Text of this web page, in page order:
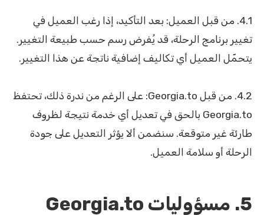
4.1. من قبل العميل: بعد التأكيد، إذا رغب العميل في
تغيير برنامج الرحلة، قد يُفرض رسم حسب طبيعة التغيير.
يتحمّل العميل أي تكاليف إضافية ناتجة عن هذا التغيير.
4.2. من قبل Georgia.to: على الرغم من ندرة ذلك، تحتفظ
Georgia.to بالحق في تعديل أي خدمة نتيجة لظروف
طارئة غير متوقعة. سنضمن ألا يؤثر التعديل على جودة
الرحلة أو سلامة العميل.
5. مسؤوليات Georgia.to